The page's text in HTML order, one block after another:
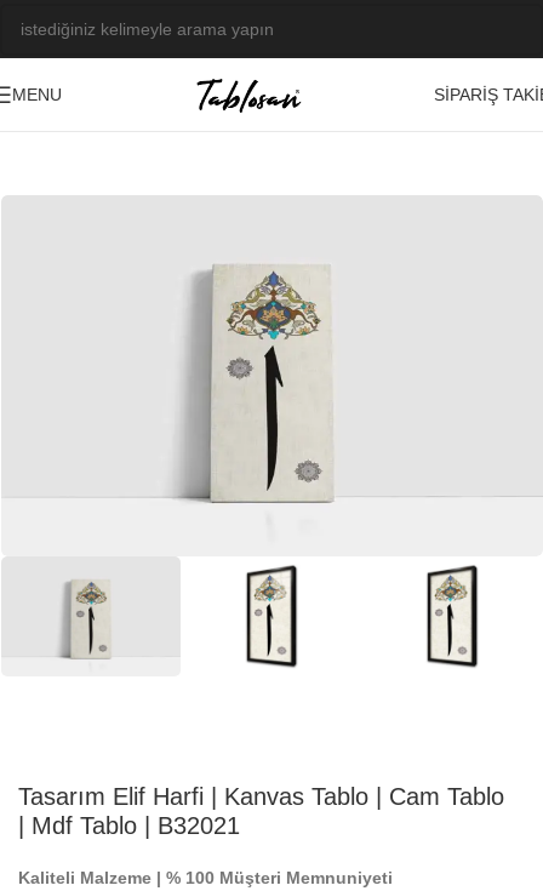
MENU
SIPARIŞ
Tasarım Elif Harfi | Kanvas Tablo | Cam Tablo
| Mdf Tablo | B32021
Kaliteli Malzeme | % 100 Müşteri Memnuniyeti